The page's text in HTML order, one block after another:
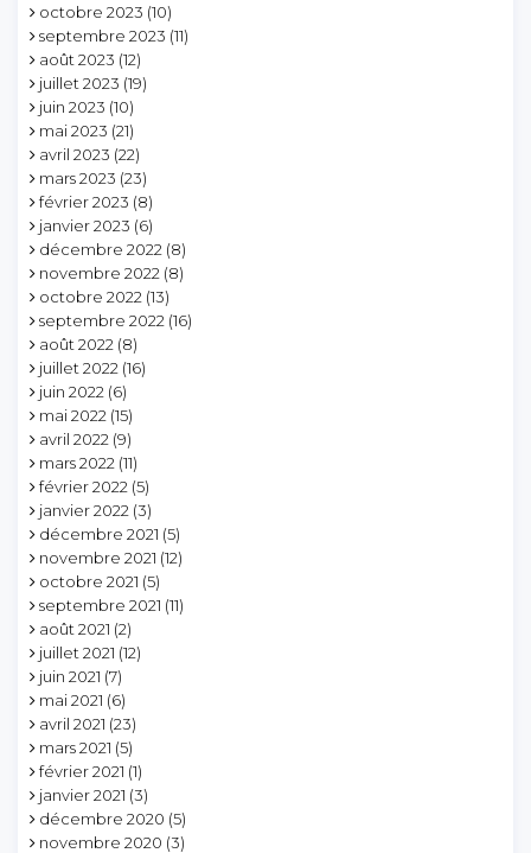
octobre 2023 (10)
septembre 2023 (11)
août 2023 (12)
juillet 2023 (19)
juin 2023 (10)
mai 2023 (21)
avril 2023 (22)
mars 2023 (23)
février 2023 (8)
janvier 2023 (6)
décembre 2022 (8)
novembre 2022 (8)
octobre 2022 (13)
septembre 2022 (16)
août 2022 (8)
juillet 2022 (16)
juin 2022 (6)
mai 2022 (15)
avril 2022 (9)
mars 2022 (11)
février 2022 (5)
janvier 2022 (3)
décembre 2021 (5)
novembre 2021 (12)
octobre 2021 (5)
septembre 2021 (11)
août 2021 (2)
juillet 2021 (12)
juin 2021 (7)
mai 2021 (6)
avril 2021 (23)
mars 2021 (5)
février 2021 (1)
janvier 2021 (3)
décembre 2020 (5)
novembre 2020 (3)